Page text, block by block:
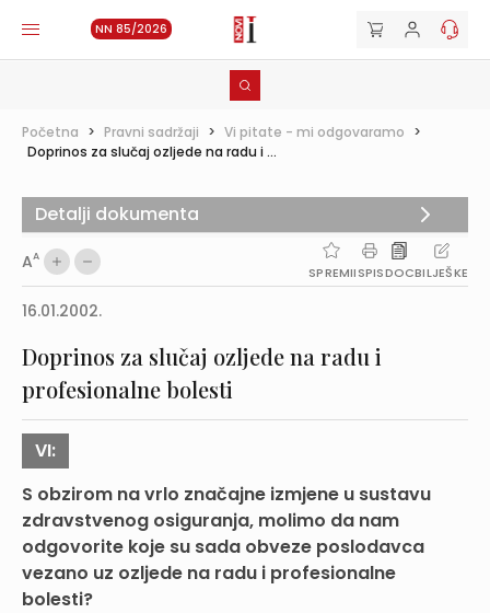
NN 85/2026
Početna > Pravni sadržaji > Vi pitate - mi odgovaramo >
Doprinos za slučaj ozljede na radu i ...
AA
SPREMIISPISDOCBILJEŠKE
16.01.2002.
Doprinos za slučaj ozljede na radu i
profesionalne bolesti
VI:
S obzirom na vrlo značajne izmjene u sustavu
zdravstvenog osiguranja, molimo da nam
odgovorite koje su sada obveze poslodavca
vezano uz ozljede na radu i profesionalne
bolesti?
Detalji dokumenta